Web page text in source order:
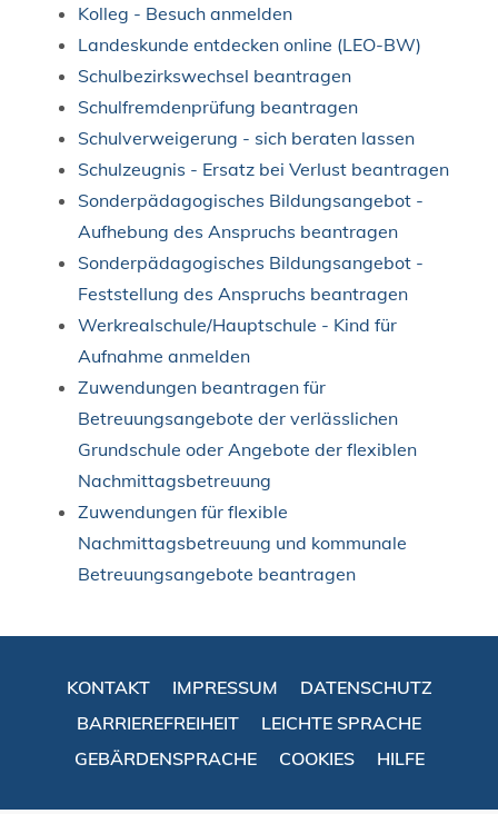
Kolleg - Besuch anmelden
Landeskunde entdecken online (LEO-BW)
Schulbezirkswechsel beantragen
Schulfremdenprüfung beantragen
Schulverweigerung - sich beraten lassen
Schulzeugnis - Ersatz bei Verlust beantragen
Sonderpädagogisches Bildungsangebot -
Aufhebung des Anspruchs beantragen
Sonderpädagogisches Bildungsangebot -
Feststellung des Anspruchs beantragen
Werkrealschule/Hauptschule - Kind für
Aufnahme anmelden
Zuwendungen beantragen für
Betreuungsangebote der verlässlichen
Grundschule oder Angebote der flexiblen
Nachmittagsbetreuung
Zuwendungen für flexible
Nachmittagsbetreuung und kommunale
Betreuungsangebote beantragen
KONTAKT IMPRESSUM
DATENSCHUTZ
BARRIEREFREIHEIT
LEICHTE SPRACHE
GEBÄRDENSPRACHE
COOKIES HILFE